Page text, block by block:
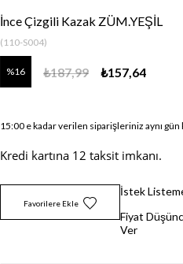
İnce Çizgili Kazak ZÜM.YEŞİL
(110-S004)
16 ₺187,99 ₺157,64
15:00 e kadar verilen siparişleriniz aynı gün
Kredi kartına 12 taksit imkanı.
Favorilere Ekle
İstek
Fiyat
Ver